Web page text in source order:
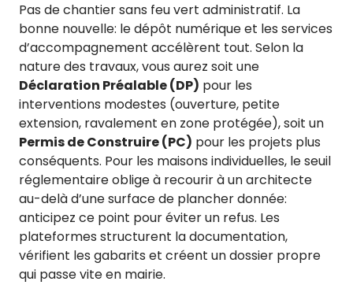
Pas de chantier sans feu vert administratif. La
bonne nouvelle: le dépôt numérique et les services
d’accompagnement accélèrent tout. Selon la
nature des travaux, vous aurez soit une
Déclaration Préalable (DP) pour les
interventions modestes (ouverture, petite
extension, ravalement en zone protégée), soit un
Permis de Construire (PC) pour les projets plus
conséquents. Pour les maisons individuelles, le seuil
réglementaire oblige à recourir à un architecte
au-delà d’une surface de plancher donnée:
anticipez ce point pour éviter un refus. Les
plateformes structurent la documentation,
vérifient les gabarits et créent un dossier propre
qui passe vite en mairie.